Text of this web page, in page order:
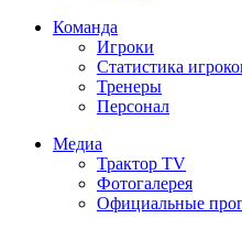
Команда
Игроки
Статистика
Тренеры
Персонал
Медиа
Трактор TV
Фотогалерея
Официальные